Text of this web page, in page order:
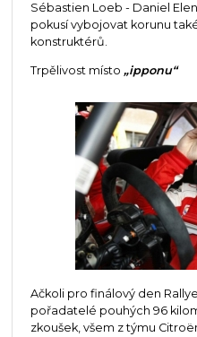
Sébastien Loeb - Daniel
pokusí vybojovat korunu
konstruktérů.
Trpělivost místo „ipponu“
Ačkoli pro finálový den
pořadatelé pouhých 96
zkoušek, všem z týmu